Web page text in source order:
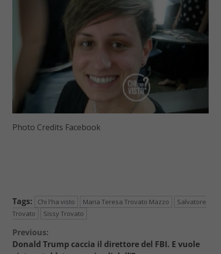
Photo Credits Facebook
Tags: Chi l'ha visto Maria Teresa Trovato Mazzo
Salvatore
Trovato
Sissy Trovato
Continue
Previous:
Donald Trump caccia il direttore del FBI. E vuole